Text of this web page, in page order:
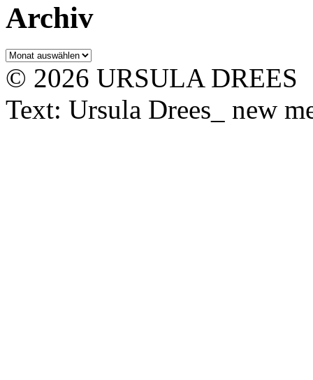
Archiv
Archiv
© 2026 URSULA DREES
Text: Ursula Drees_ new